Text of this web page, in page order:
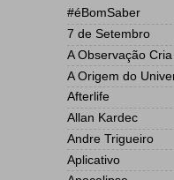
#éBomSaber
7 de Setembro
A Observação
A Origem do
Afterlife
Allan Kardec
Andre Trigueiro
Aplicativo